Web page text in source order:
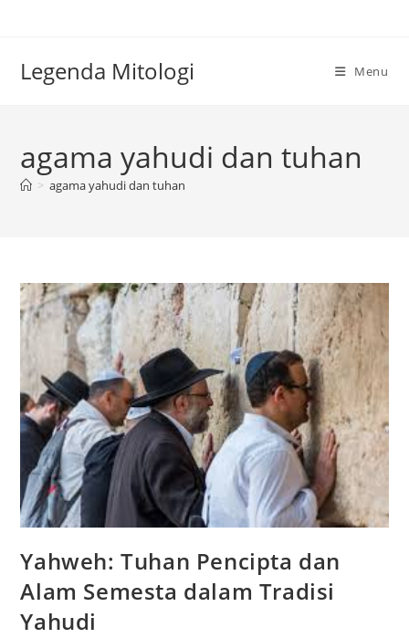
Legenda Mitologi Menu
agama yahudi dan tuhan
> agama yahudi dan tuhan
Yahweh: Tuhan Pencipta dan
Alam Semesta dalam Tradisi
Yahudi